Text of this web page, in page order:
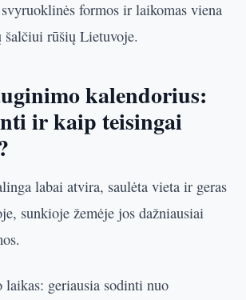
formos ir laikomas viena
šalčiui rūšių Lietuvoje.
kalendorius:
ir kaip teisingai
labai atvira, saulėta vieta ir geras
sunkioje žemėje jos dažniausiai
geriausia sodinti nuo